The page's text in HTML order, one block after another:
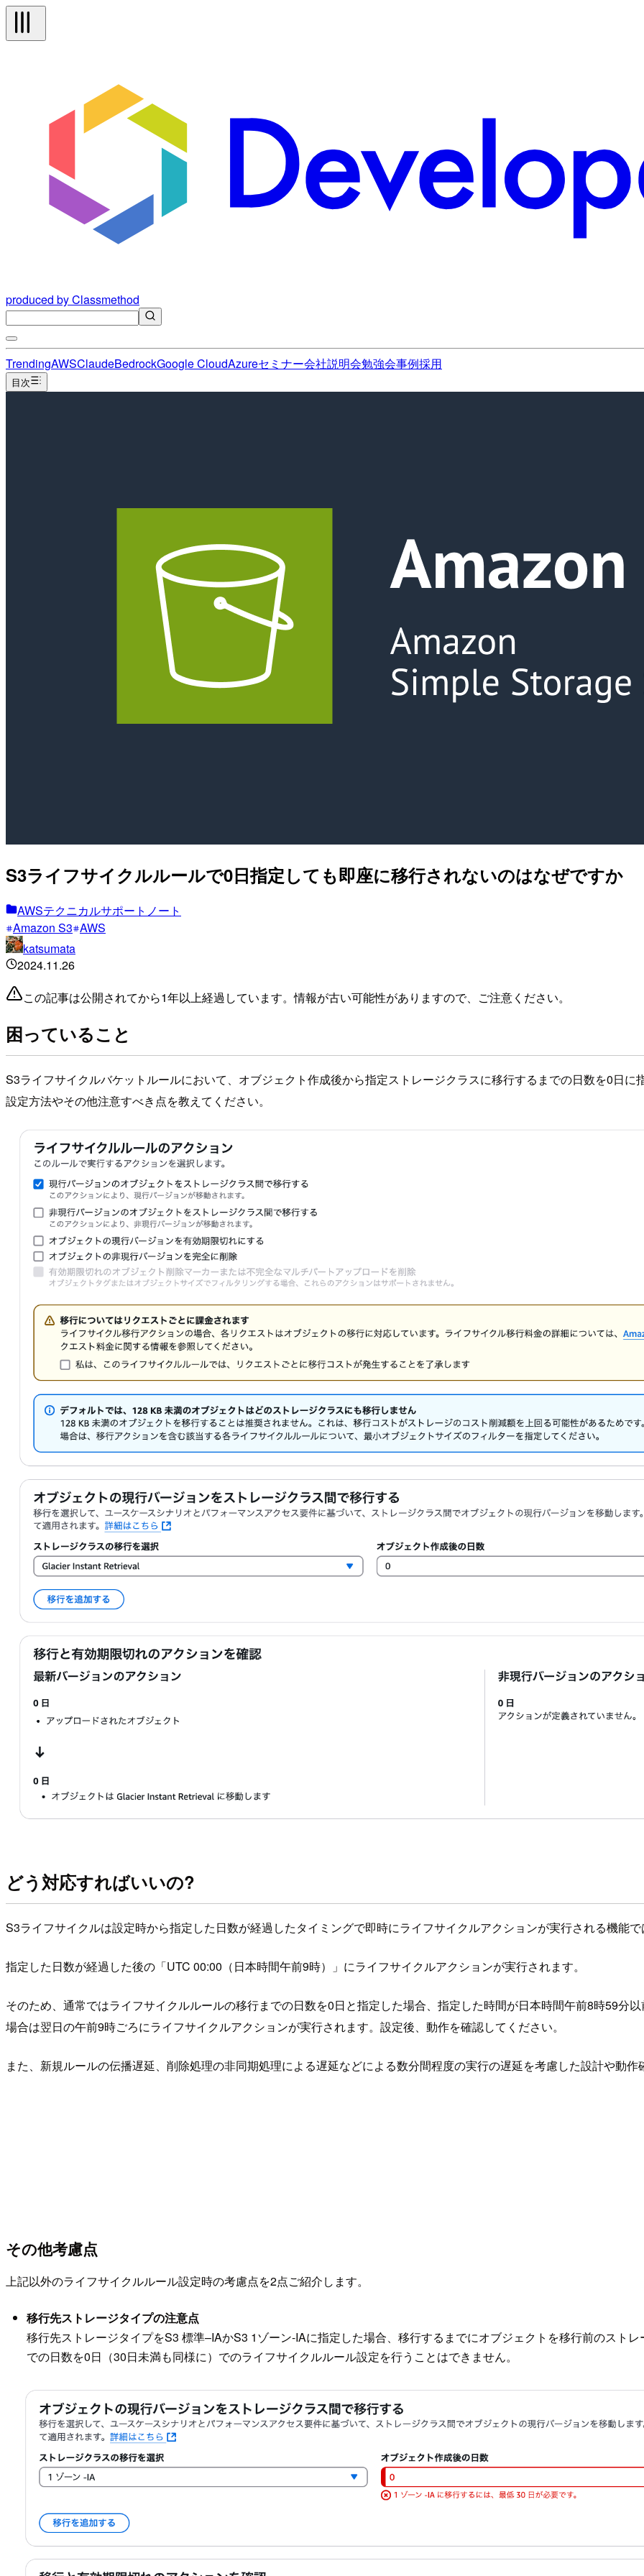
produced by Classmethod
TrendingAWSClaudeBedrockGoogle CloudAzureセミナー会社説明会勉強会事例採用
目次
S3ライフサイクルルールで0日指定しても即座に移行されないのはなぜですか
AWSテクニカルサポートノート
Amazon S3 AWS
katsumata
2024.11.26
この記事は公開されてから1年以上経過しています。情報が古い可能性がありますので、ご注意ください。
困っていること
S3ライフサイクルバケットルールにおいて、オブジェクト作成後から指定ストレージクラスに移行するまでの日数を0日に
設定方法やその他注意すべき点を教えてください。
どう対応すればいいの?
S3ライフサイクルは設定時から指定した日数が経過したタイミングで即時にライフサイクルアクションが実行される機能で
指定した日数が経過した後の「UTC 00:00（日本時間午前9時）」にライフサイクルアクションが実行されます。
そのため、通常ではライフサイクルルールの移行までの日数を0日と指定した場合、指定した時間が日本時間午前8時59分
場合は翌日の午前9時ごろにライフサイクルアクションが実行されます。設定後、動作を確認してください。
また、新規ルールの伝播遅延、削除処理の非同期処理による遅延などによる数分間程度の実行の遅延を考慮した設計や動作
その他考慮点
上記以外のライフサイクルルール設定時の考慮点を2点ご紹介します。
移行先ストレージタイプの注意点
移行先ストレージタイプをS3 標準–IAかS3 1ゾーン-IAに指定した場合、移行するまでにオブジェクトを移行前のスト
での日数を0日（30日未満も同様に）でのライフサイクルルール設定を行うことはできません。